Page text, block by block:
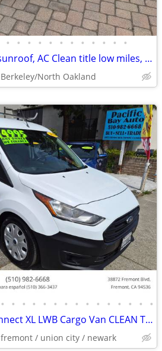
• • • • • • • • • • • •
2006 Honda Civic EX sunroof, AC Clean title low miles, SMOG done
Berkeley/North Oakland
• • • • • • • • • • • • • • •
2019 Ford Transit Connect XL LWB Cargo Van CLEAN TITLE ONE OWNER
fremont / union city / newark